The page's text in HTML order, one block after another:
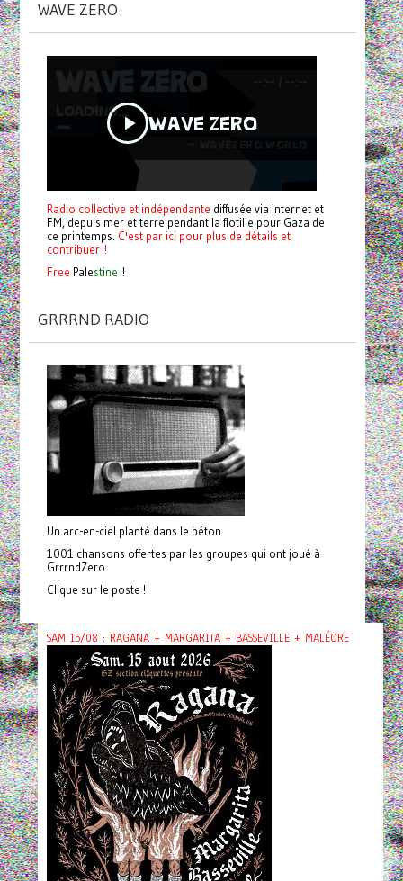
WAVE ZERO
Radio collective et indépendante diffusée via internet et
FM, depuis mer et terre pendant la flotille pour Gaza de
ce printemps. C'est par ici pour plus de détails et
contribuer !
Free Palestine !
GRRRND RADIO
Un arc-en-ciel planté dans le béton.
1001 chansons offertes par les groupes qui ont joué à
GrrrndZero.
Clique sur le poste !
SAM 15/08 : RAGANA + MARGARITA + BASSEVILLE + MALÉORE